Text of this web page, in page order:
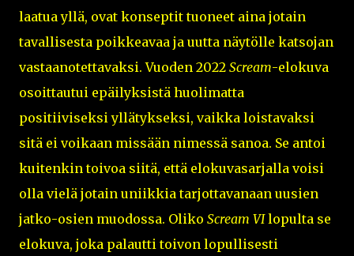
laatua yllä, ovat konseptit tuoneet aina jotain
tavallisesta poikkeavaa ja uutta näytölle katsojan
vastaanotettavaksi. Vuoden 2022 Scream-elokuva
osoittautui epäilyksistä huolimatta
positiiviseksi yllätykseksi, vaikka loistavaksi
sitä ei voikaan missään nimessä sanoa. Se antoi
kuitenkin toivoa siitä, että elokuvasarjalla voisi
olla vielä jotain uniikkia tarjottavanaan uusien
jatko-osien muodossa. Oliko Scream VIlopulta se
elokuva, joka palautti toivon lopullisesti